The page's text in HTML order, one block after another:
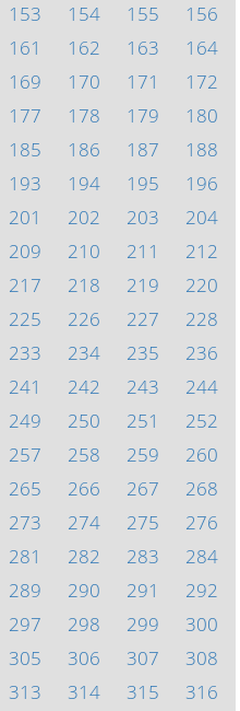
153 154 155
156
161 162 163
164
169 170 171
172
177 178 179
180
185 186 187
188
193 194 195
196
201 202 203
204
209 210 211
212
217 218 219
220
225 226 227
228
233 234 235
236
241 242 243
244
249 250 251
252
257 258 259
260
265 266 267
268
273 274 275
276
281 282 283
284
289 290 291
292
297 298 299
300
305 306 307
308
313 314 315
316